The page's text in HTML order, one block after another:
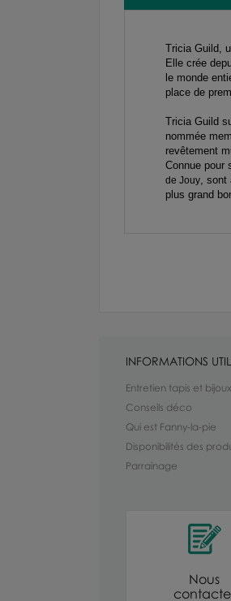
Tricia Guild,
Elle crée
le monde
place de
Tricia Guild
nommée
revêtement
Connue pour
de Jouy, sont
plus grand
INFORMATIONS
Entretien tapis et bijoux
Conseils déco
Qui est Fanny-la-pie
Disponibilités des
Parrainage
Nous